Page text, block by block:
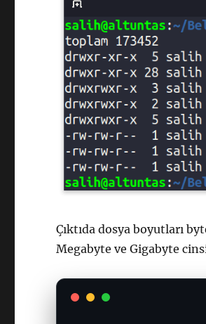
Çıktıda dosya boyutları
Megabyte ve Gigabyte